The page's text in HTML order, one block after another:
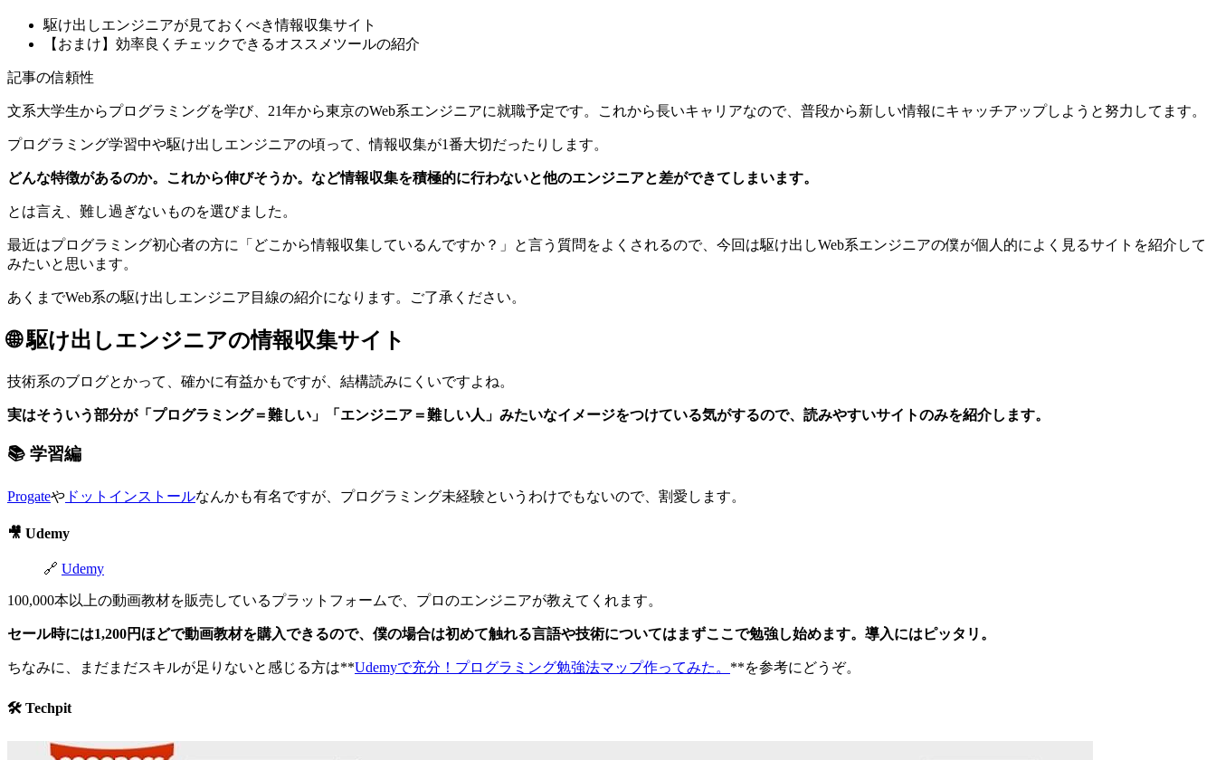
駆け出しエンジニアが見ておくべき情報収集サイト
【おまけ】効率良くチェックできるオススメツールの紹介
記事の信頼性
文系大学生からプログラミングを学び、21年から東京のWeb系エンジニアに就職予定です。これから長いキャリアなので、普段から新しい情報にキャッチアップしようと努力してます。
プログラミング学習中や駆け出しエンジニアの頃って、情報収集が1番大切だったりします。
どんな特徴があるのか。これから伸びそうか。など情報収集を積極的に行わないと他のエンジニアと差ができてしまいます。
とは言え、難し過ぎないものを選びました。
最近はプログラミング初心者の方に「どこから情報収集しているんですか？」と言う質問をよくされるので、今回は駆け出しWeb系エンジニアの僕が個人的によく見るサイトを紹介して
みたいと思います。
あくまでWeb系の駆け出しエンジニア目線の紹介になります。ご了承ください。
🌐 駆け出しエンジニアの情報収集サイト
技術系のブログとかって、確かに有益かもですが、結構読みにくいですよね。
実はそういう部分が「プログラミング＝難しい」「エンジニア＝難しい人」みたいなイメージをつけている気がするので、読みやすいサイトのみを紹介します。
📚 学習編
Progateや ドットインストールなんかも有名ですが、プログラミング未経験というわけでもないので、割愛します。
🎥 Udemy
🔗 Udemy
100,000本以上の動画教材を販売しているプラットフォームで、プロのエンジニアが教えてくれます。
セール時には1,200円ほどで動画教材を購入できるので、僕の場合は初めて触れる言語や技術についてはまずここで勉強し始めます。導入にはピッタリ。
ちなみに、まだまだスキルが足りないと感じる方は**Udemyで充分！プログラミング勉強法マップ作ってみた。 **を参考にどうぞ。
🛠️ Techpit